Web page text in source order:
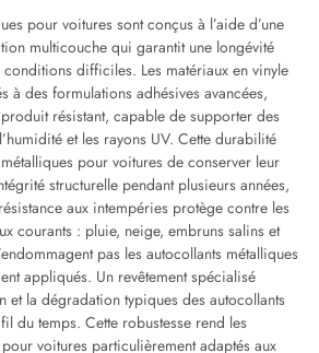
pour voitures sont conçus à l’aide d’une
multicouche qui garantit une longévité
difficiles. Les matériaux en vinyle
à des formulations adhésives avancées,
résistant, capable de supporter des
et les rayons UV. Cette durabilité
pour voitures de conserver leur
structurelle pendant plusieurs années,
aux intempéries protège contre les
courants : pluie, neige, embruns salins et
pas les autocollants métalliques
appliqués. Un revêtement spécialisé
et la dégradation typiques des autocollants
du temps. Cette robustesse rend les
voitures particulièrement adaptés aux